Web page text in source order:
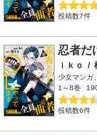
投稿数7件
忍者だ
ｉｋｏ /
少女マンガ
1～8巻
投稿数6件